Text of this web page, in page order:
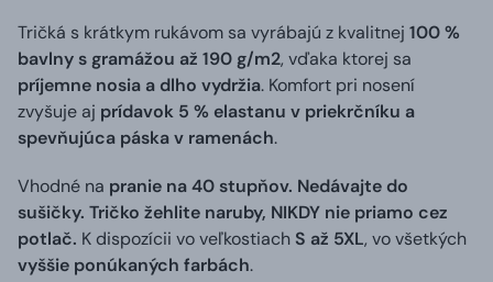
Tričká s krátkym rukávom sa vyrábajú z kvalitnej 100 %
bavlny s gramážou až 190 g/m2, vďaka ktorej sa
príjemne nosia a dlho vydržia. Komfort pri nosení
zvyšuje aj prídavok 5 % elastanu v priekrčníku a
spevňujúca páska v ramenách.
Vhodné na pranie na 40 stupňov. Nedávajte do
sušičky. Tričko žehlite naruby, NIKDY nie priamo cez
potlač. K dispozícii vo veľkostiach S až 5XL, vo všetkých
vyššie ponúkaných farbách.